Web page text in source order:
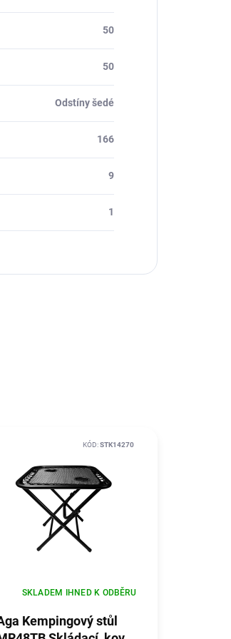
50
50
Odstíny šedé
166
9
1
Kempingový stůl
SKLADEM IHNED K ODBĚRU
KÓD:STK14270